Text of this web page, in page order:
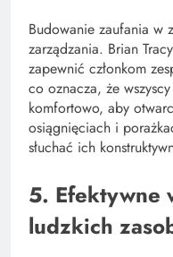
Budowanie zaufania w
zarządzania. Brian
zapewnić członkom
co oznacza, że
komfortowo, aby
osiągnięciach i
słuchać ich
5. Efektywne
ludzkich